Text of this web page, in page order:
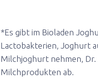
*Es gibt im Bioladen
Lactobakterien, Joghurt
Milchjoghurt nehmen,
Milchprodukten ab.